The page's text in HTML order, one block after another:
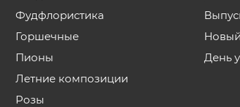
Фудфлористика
Горшечные
Пионы
Летние композиции
Розы
День